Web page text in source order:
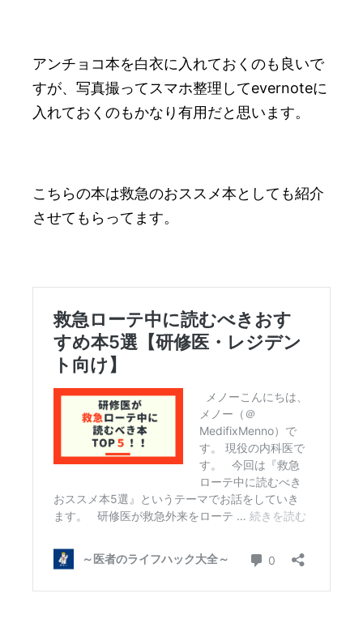
アンチョコ本を白衣に入れておくのも良いで
すが、写真撮ってスマホ整理してevernoteに
入れておくのもかなり有用だと思います。
こちらの本は救急のおススメ本としても紹介
させてもらってます。